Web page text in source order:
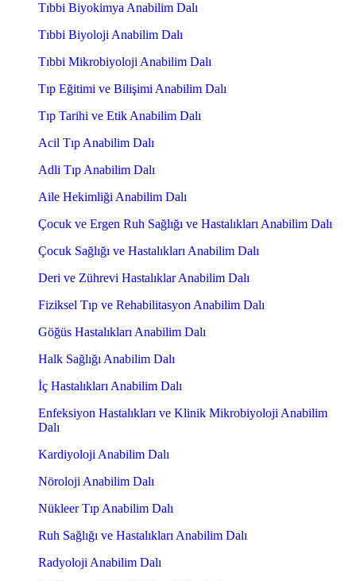
Tıbbi Biyokimya Anabilim Dalı
Tıbbi Biyoloji Anabilim Dalı
Tıbbi Mikrobiyoloji Anabilim Dalı
Tıp Eğitimi ve Bilişimi Anabilim Dalı
Tıp Tarihi ve Etik Anabilim Dalı
Acil Tıp Anabilim Dalı
Adli Tıp Anabilim Dalı
Aile Hekimliği Anabilim Dalı
Çocuk ve Ergen Ruh Sağlığı ve Hastalıkları Anabilim Dalı
Çocuk Sağlığı ve Hastalıkları Anabilim Dalı
Deri ve Zührevi Hastalıklar Anabilim Dalı
Fiziksel Tıp ve Rehabilitasyon Anabilim Dalı
Göğüs Hastalıkları Anabilim Dalı
Halk Sağlığı Anabilim Dalı
İç Hastalıkları Anabilim Dalı
Enfeksiyon Hastalıkları ve Klinik Mikrobiyoloji Anabilim
Dalı
Kardiyoloji Anabilim Dalı
Nöroloji Anabilim Dalı
Nükleer Tıp Anabilim Dalı
Ruh Sağlığı ve Hastalıkları Anabilim Dalı
Radyoloji Anabilim Dalı